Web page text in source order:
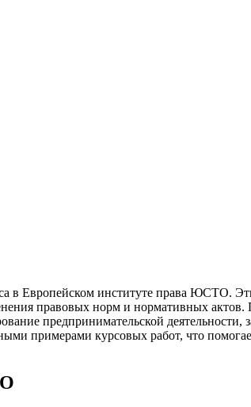
в Европейском институте права ЮСТО.
правовых норм и нормативных
предпринимательской
примерами курсовых работ, что